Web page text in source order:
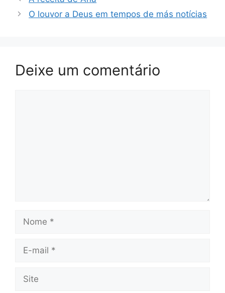
O louvor a Deus em tempos de más notícias
Deixe um comentário
mail